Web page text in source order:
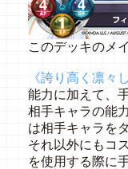
このデッキのメ
《誇り高く凛々
能力に加えて、
相手キャラの能
は相手キャラを
それ以外にもコ
を使用する際に